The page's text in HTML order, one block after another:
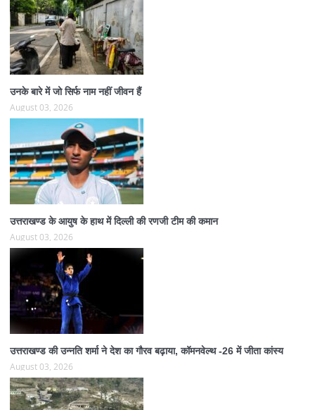
उनके बारे में जो सिर्फ नाम नहीं जीवन हैं
August 03, 2026
उत्तराखण्ड के आयुष के हाथ में दिल्ली की रणजी टीम की कमान
August 03, 2026
उत्तराखण्ड की उन्नति शर्मा ने देश का गौरव बढ़ाया, कॉमनवेल्थ -26 में जीता कांस्य
August 03, 2026